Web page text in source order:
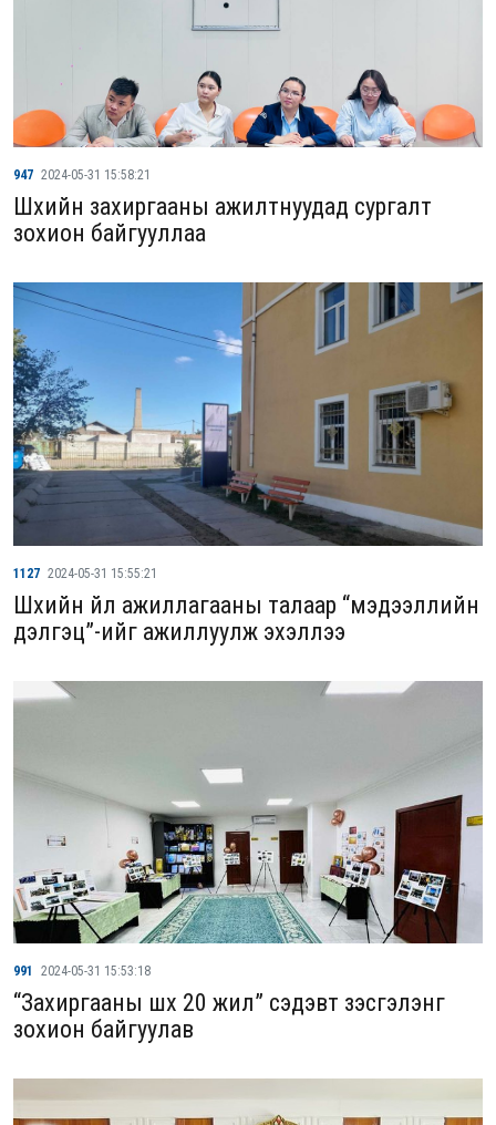
947 2024-05-31 15:58:21
Шүүхийн захиргааны ажилтнуудад сургалт
зохион байгууллаа
1127 2024-05-31 15:55:21
Шүүхийн үйл ажиллагааны талаар “мэдээллийн
дэлгэц”-ийг ажиллуулж эхэллээ
991 2024-05-31 15:53:18
“Захиргааны шүүх 20 жил” сэдэвт үзэсгэлэнг
зохион байгуулав